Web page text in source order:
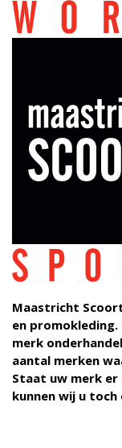
SPORT
WORK
SPONSORING
CONTACT
Maastricht
en
merk
aantal merken
Staat uw merk
kunnen wij u toch